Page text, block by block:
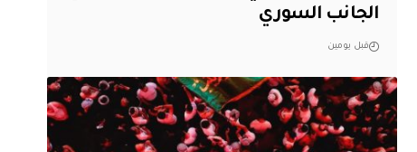
الجانب السوري
قبل يومين